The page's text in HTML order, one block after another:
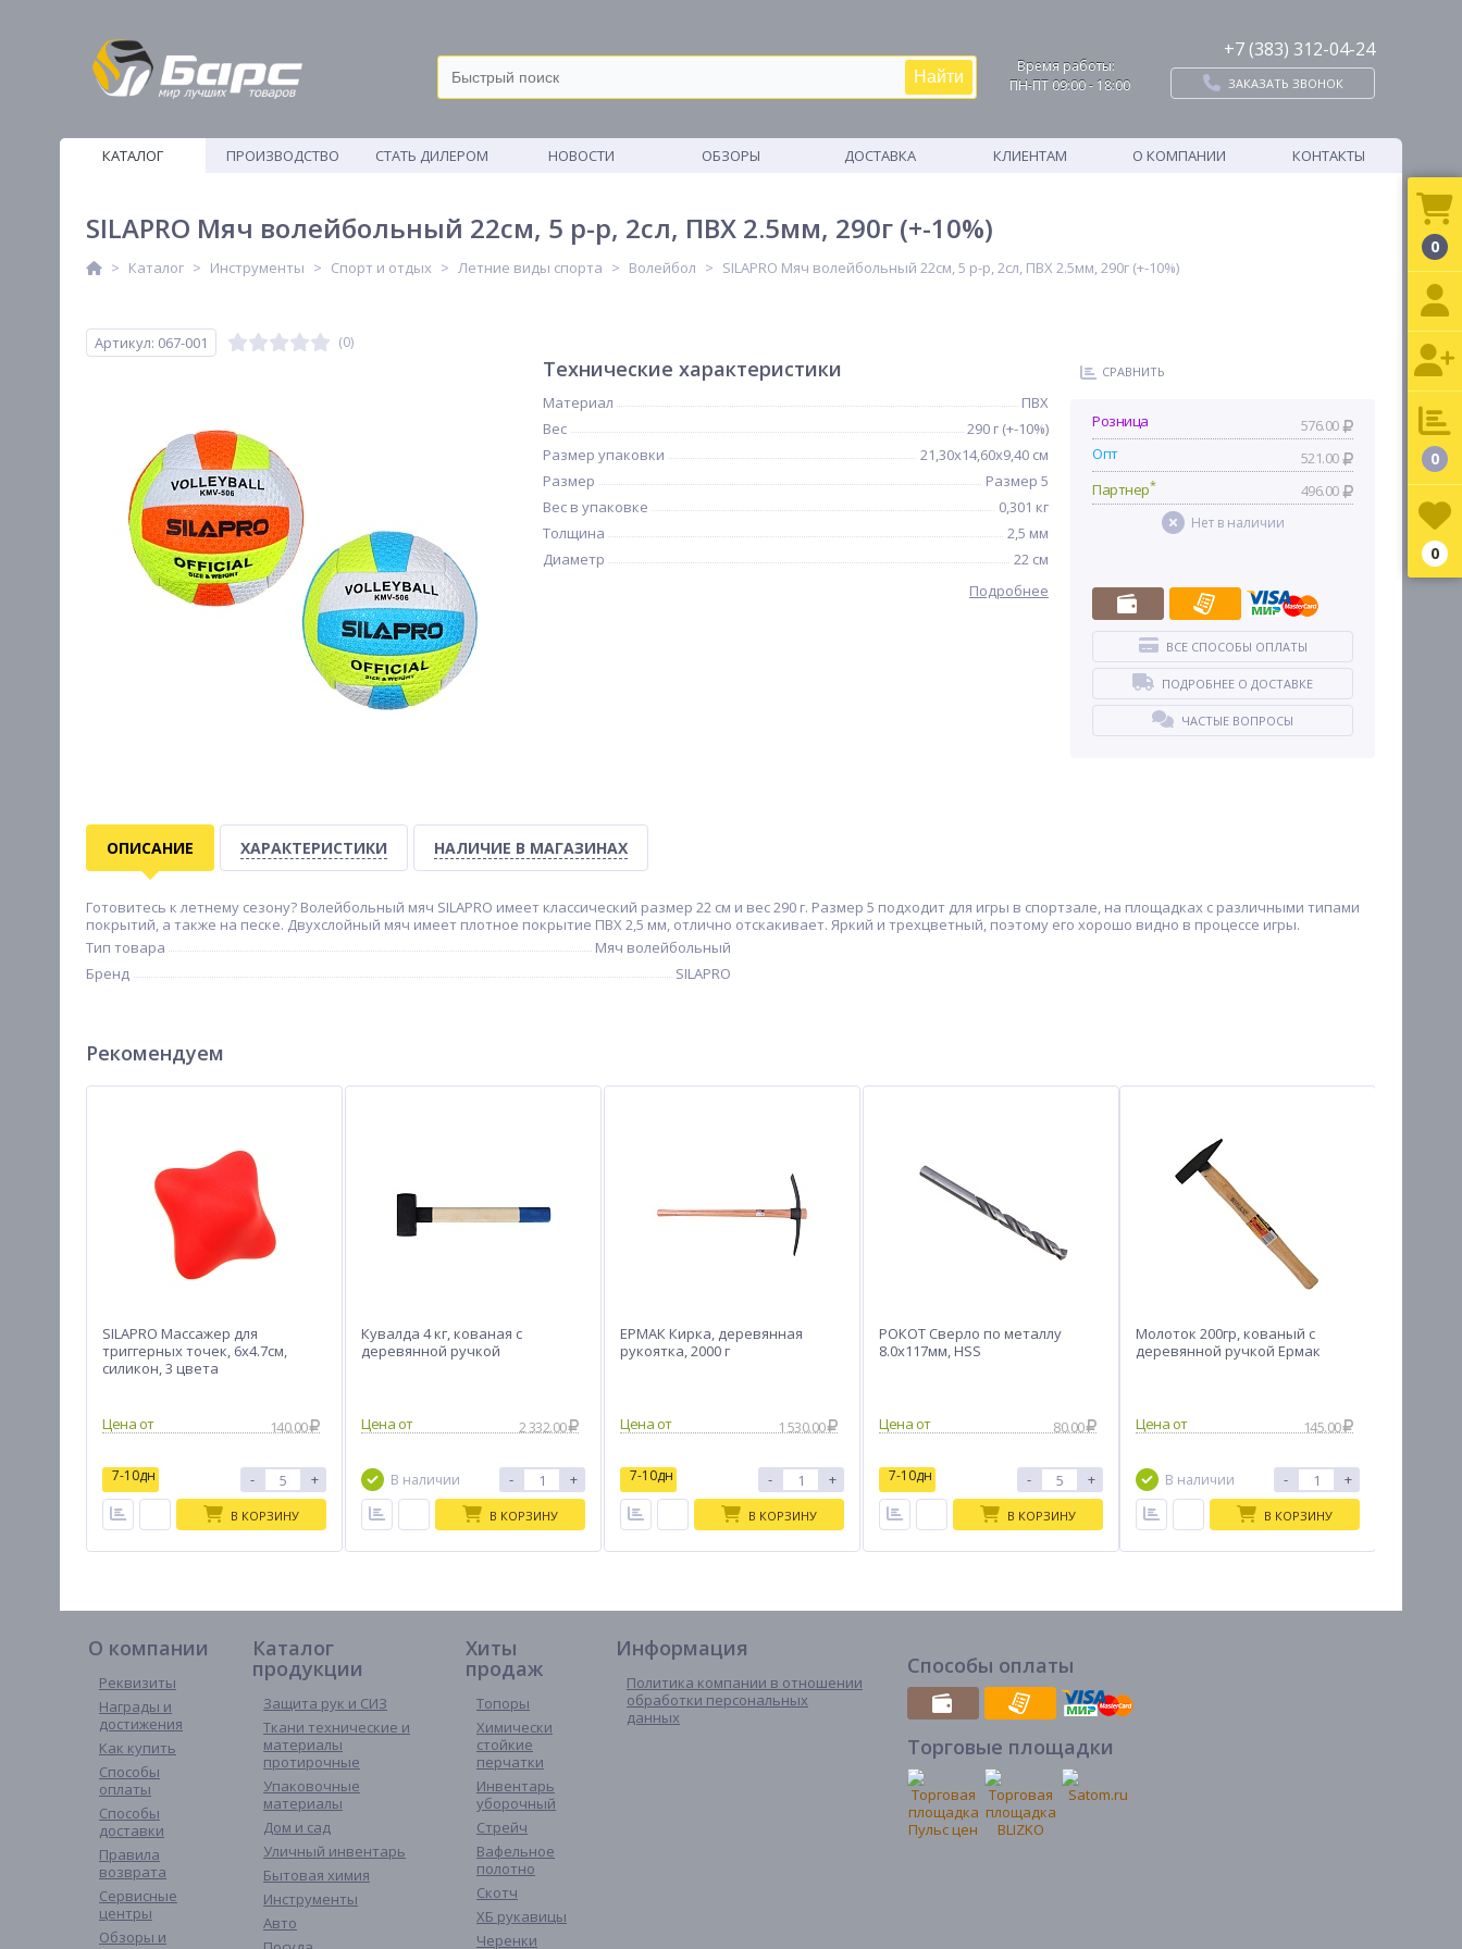
Найти
Время работы:
ПН-ПТ 09:00 - 18:00
+7 (383) 312-04-24
ЗАКАЗАТЬ ЗВОНОК
КАТАЛОГ
ПРОИЗВОДСТВО
СТАТЬ ДИЛЕРОМ НОВОСТИ ОБЗОРЫ ДОСТАВКА КЛИЕНТАМ О КОМПАНИИ КОНТАКТЫ
SILAPRO Мяч волейбольный 22см, 5 р-р, 2сл, ПВХ 2.5мм, 290г (+-10%)
Каталог Инструменты Спорт и отдых Летние виды спорта Волейбол SILAPRO Мяч волейбольный 22см, 5 р-р, 2сл, ПВХ 2.5мм, 290г (+-10%)
Артикул: 067-001 (0)
Технические характеристики
Материал
ПВХ
Вес
290 г (+-10%)
Размер упаковки
21,30х14,60х9,40 см
Размер
Размер 5
Вес в упаковке
0,301 кг
Толщина
2,5 мм
Диаметр
22 см
Подробнее
СРАВНИТЬ
Розница
576.00
Опт
521.00
Партнер* 496.00
Нет в наличии
ВСЕ СПОСОБЫ ОПЛАТЫ
ПОДРОБНЕЕ О ДОСТАВКЕ
ЧАСТЫЕ ВОПРОСЫ
ОПИСАНИЕ ХАРАКТЕРИСТИКИ НАЛИЧИЕ В МАГАЗИНАХ
Готовитесь к летнему сезону? Волейбольный мяч SILAPRO имеет классический размер 22 см и вес 290 г. Размер 5 подходит для игры в спортзале, на площадках с различными типами
покрытий, а также на песке. Двухслойный мяч имеет плотное покрытие ПВХ 2,5 мм, отлично отскакивает. Яркий и трехцветный, поэтому его хорошо видно в процессе игры.
Тип товара
Мяч волейбольный
Бренд
SILAPRO
Рекомендуем
SILAPRO Массажер для
триггерных точек, 6x4.7см,
силикон, 3 цвета
140.00
7-10дн - +
В КОРЗИНУ
Кувалда 4 кг, кованая с
деревянной ручкой
2 332.00
В наличии - +
В КОРЗИНУ
ЕРМАК Кирка, деревянная
рукоятка, 2000 г
1 530.00
7-10дн - +
В КОРЗИНУ
РОКОТ Сверло по металлу
8.0х117мм, HSS
80.00
7-10дн - +
В КОРЗИНУ
Молоток 200гр, кованый с
деревянной ручкой Ермак
145.00
В наличии - +
В КОРЗИНУ
О компании
Реквизиты
Награды и
достижения
Как купить
Способы
оплаты
Способы
доставки
Правила
возврата
Сервисные
центры
Обзоры и
Каталог
продукции
Защита рук и СИЗ
Ткани технические и
материалы
протирочные
Упаковочные
материалы
Дом и сад
Уличный инвентарь
Бытовая химия
Инструменты
Авто
Хиты
продаж
Топоры
Химически
стойкие
перчатки
Инвентарь
уборочный
Стрейч
Вафельное
полотно
Скотч
ХБ рукавицы
Черенки
Информация
Политика компании в отношении
обработки персональных
данных
Способы оплаты
Торговые площадки
0
0
0